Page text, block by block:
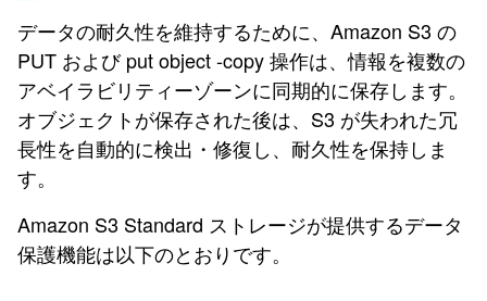
データの耐久性を維持するために、Amazon S3 の
PUT および put object -copy 操作は、情報を複数の
アベイラビリティーゾーンに同期的に保存します。
オブジェクトが保存された後は、S3 が失われた冗
長性を自動的に検出・修復し、耐久性を保持しま
す。
Amazon S3 Standard ストレージが提供するデータ
保護機能は以下のとおりです。